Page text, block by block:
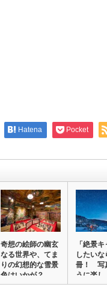
Hatena Pocket
奇想の絵師の幽玄
なる世界や、てま
りの幻想的な雪景
色はいかが？
ホ…
「絶景キ
したいな
冊！ 写
うに楽し
ン…